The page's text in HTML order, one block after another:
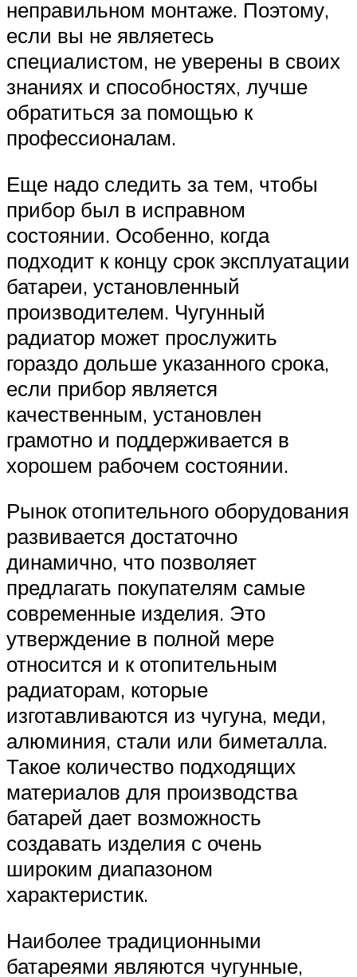
неправильном монтаже. Поэтому,
если вы не являетесь
специалистом, не уверены в своих
знаниях и способностях, лучше
обратиться за помощью к
профессионалам.
Еще надо следить за тем, чтобы
прибор был в исправном
состоянии. Особенно, когда
подходит к концу срок эксплуатации
батареи, установленный
производителем. Чугунный
радиатор может прослужить
гораздо дольше указанного срока,
если прибор является
качественным, установлен
грамотно и поддерживается в
хорошем рабочем состоянии.
Рынок отопительного оборудования
развивается достаточно
динамично, что позволяет
предлагать покупателям самые
современные изделия. Это
утверждение в полной мере
относится и к отопительным
радиаторам, которые
изготавливаются из чугуна, меди,
алюминия, стали или биметалла.
Такое количество подходящих
материалов для производства
батарей дает возможность
создавать изделия с очень
широким диапазоном
характеристик.
Наиболее традиционными
батареями являются чугунные,